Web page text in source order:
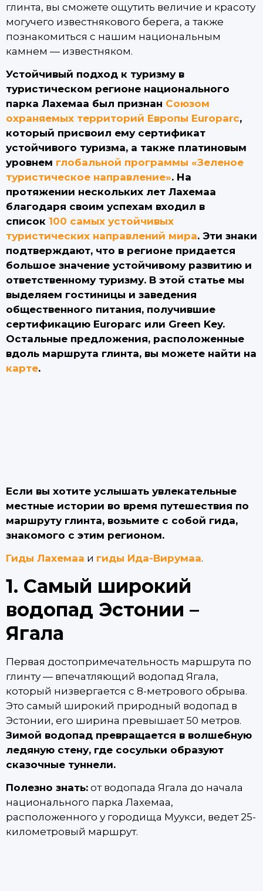
глинта, вы сможете ощутить величие и красоту
могучего известнякового берега, а также
познакомиться с нашим национальным
камнем — известняком.
Устойчивый подход к туризму в
туристическом регионе национального
парка Лахемаа был признан Союзом
охраняемых территорий Европы Europarc,
который присвоил ему сертификат
устойчивого туризма, а также платиновым
уровнем глобальной программы «Зеленое
туристическое направление». На
протяжении нескольких лет Лахемаа
благодаря своим успехам входил в
список 100 самых устойчивых
туристических направлений мира. Эти знаки
подтверждают, что в регионе придается
большое значение устойчивому развитию и
ответственному туризму. В этой статье мы
выделяем гостиницы и заведения
общественного питания, получившие
сертификацию Europarc или Green Key.
Остальные предложения, расположенные
вдоль маршрута глинта, вы можете найти на
карте.
Если вы хотите услышать увлекательные
местные истории во время путешествия по
маршруту глинта, возьмите с собой гида,
знакомого с этим регионом.
Гиды Лахемаа и гиды Ида-Вирумаа.
1. Самый широкий
водопад Эстонии –
Ягала
Первая достопримечательность маршрута по
глинту — впечатляющий водопад Ягала,
который низвергается с 8-метрового обрыва.
Это самый широкий природный водопад в
Эстонии, его ширина превышает 50 метров.
Зимой водопад превращается в волшебную
ледяную стену, где сосульки образуют
сказочные туннели.
Полезно знать: от водопада Ягала до начала
национального парка Лахемаа,
расположенного у городища Муукси, ведет 25-
километровый маршрут.